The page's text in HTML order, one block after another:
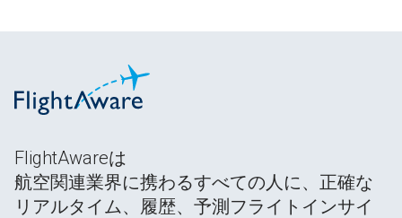
FlightAwareは
航空関連業界に携わるすべての人に、正確な
リアルタイム、履歴、予測フライトインサイ